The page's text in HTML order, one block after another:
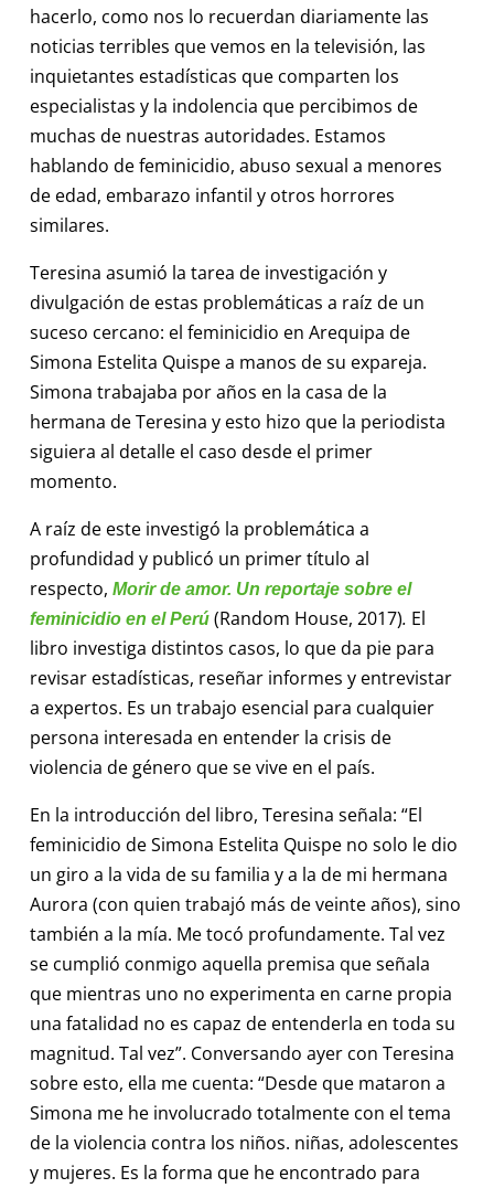
hacerlo, como nos lo recuerdan diariamente las
noticias terribles que vemos en la televisión, las
inquietantes estadísticas que comparten los
especialistas y la indolencia que percibimos de
muchas de nuestras autoridades. Estamos
hablando de feminicidio, abuso sexual a menores
de edad, embarazo infantil y otros horrores
similares.
Teresina asumió la tarea de investigación y
divulgación de estas problemáticas a raíz de un
suceso cercano: el feminicidio en Arequipa de
Simona Estelita Quispe a manos de su expareja.
Simona trabajaba por años en la casa de la
hermana de Teresina y esto hizo que la periodista
siguiera al detalle el caso desde el primer
momento.
A raíz de este investigó la problemática a
profundidad y publicó un primer título al
respecto, Morir de amor. Un reportaje sobre el
feminicidio en el Perú (Random House, 2017). El
libro investiga distintos casos, lo que da pie para
revisar estadísticas, reseñar informes y entrevistar
a expertos. Es un trabajo esencial para cualquier
persona interesada en entender la crisis de
violencia de género que se vive en el país.
En la introducción del libro, Teresina señala: “El
feminicidio de Simona Estelita Quispe no solo le dio
un giro a la vida de su familia y a la de mi hermana
Aurora (con quien trabajó más de veinte años), sino
también a la mía. Me tocó profundamente. Tal vez
se cumplió conmigo aquella premisa que señala
que mientras uno no experimenta en carne propia
una fatalidad no es capaz de entenderla en toda su
magnitud. Tal vez”. Conversando ayer con Teresina
sobre esto, ella me cuenta: “Desde que mataron a
Simona me he involucrado totalmente con el tema
de la violencia contra los niños. niñas, adolescentes
y mujeres. Es la forma que he encontrado para